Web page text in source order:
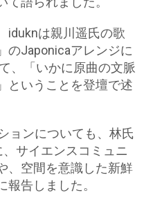
iduknは親川遥氏の歌
のJaponicaアレンジに
、「いかに原曲の文脈
ということを登壇で述
ョンについても、林氏
サイエンスコミュニ
、空間を意識した新鮮
告しました。